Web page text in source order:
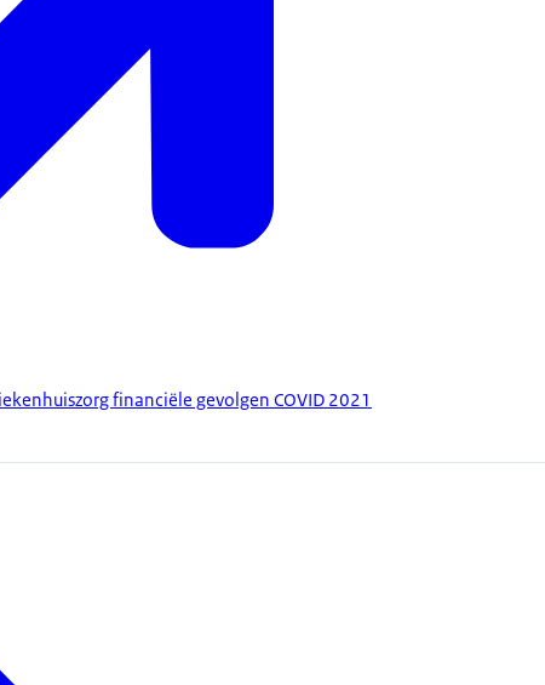
financiële gevolgen COVID 2021